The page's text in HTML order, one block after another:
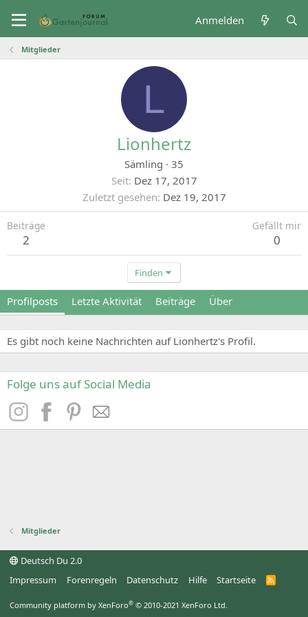
Anmelden
Mitglieder
L
Lionhertz
Sämling · 35
Seit Dez 17, 2017
Zuletzt gesehen Dez 19, 2017
Beiträge
2
Gefällt mir
0
Finden
Profilposts Letzte Aktivität Beiträge Über
Es gibt noch keine Nachrichten auf Lionhertz's Profil.
Folge uns auf Social Media
Mitglieder
Deutsch Du 2.0
Impressum
Forenregeln Datenschutz Hilfe Startseite
R
Community platform by XenForo® © 2010-2021 XenForo Ltd.